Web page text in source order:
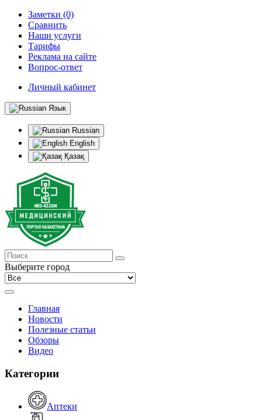
Заметки (0)
Сравнить
Наши услуги
Тарифы
Реклама на сайте
Вопрос-ответ
Личный кабинет
Язык
Russian
English
Қазақ
Выберите город
Главная
Новости
Полезные статьи
Обзоры
Видео
Категории
Аптеки